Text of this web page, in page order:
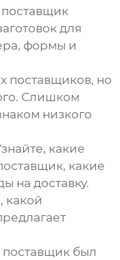
поставщик
для
формы и
поставщиков, но
Слишком
низкого
какие
какие
на доставку.
какой
был